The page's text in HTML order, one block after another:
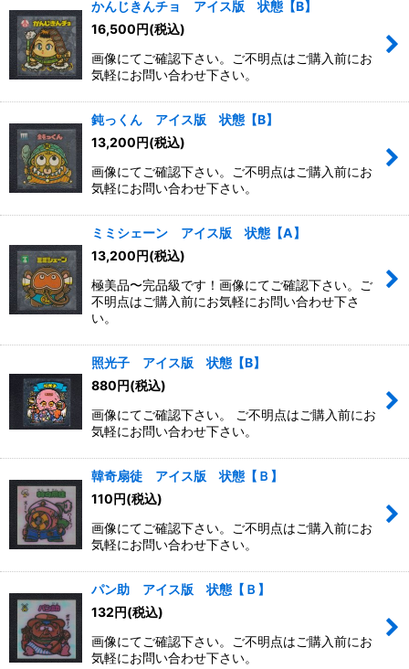
かんじきんチョ アイス版 状態【B】
16,500円(税込)
画像にてご確認下さい。ご不明点はご購入前にお
気軽にお問い合わせ下さい。
鈍っくん アイス版 状態【B】
13,200円(税込)
画像にてご確認下さい。ご不明点はご購入前にお
気軽にお問い合わせ下さい。
ミミシェーン アイス版 状態【A】
13,200円(税込)
極美品〜完品級です！画像にてご確認下さい。ご
不明点はご購入前にお気軽にお問い合わせ下さ
い。
照光子 アイス版 状態【B】
880円(税込)
画像にてご確認下さい。 ご不明点はご購入前にお
気軽にお問い合わせ下さい。
韓奇扇徒 アイス版 状態【Ｂ】
110円(税込)
画像にてご確認下さい。ご不明点はご購入前にお
気軽にお問い合わせ下さい。
パン助 アイス版 状態【Ｂ】
132円(税込)
画像にてご確認下さい。ご不明点はご購入前にお
気軽にお問い合わせ下さい。